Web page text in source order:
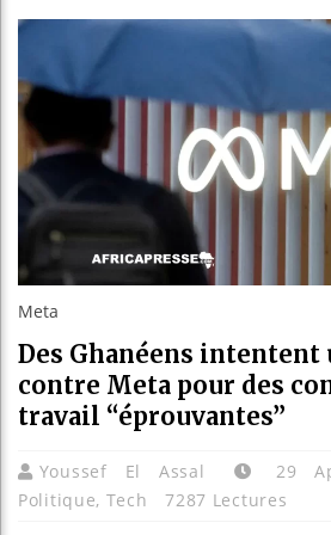
Meta
Des Ghanéens intentent
contre Meta pour des
travail “éprouvantes”
Youssef El Assal 29
Politique, Tech 7287 Lectures